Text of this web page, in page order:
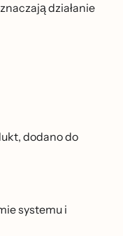
działanie
dodano do
systemu i